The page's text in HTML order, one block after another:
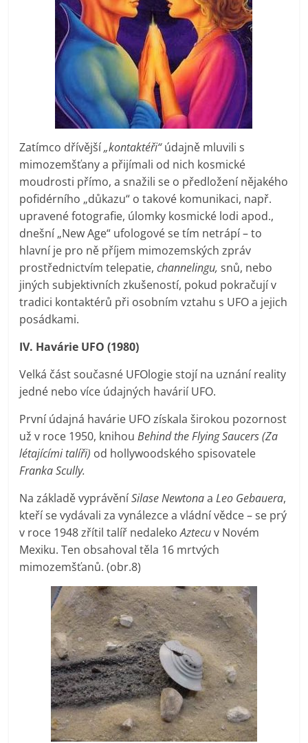
Zatímco dřívější„kontaktéři“údajně mluvili s
mimozemšťany a přijímali od nich kosmické
moudrosti přímo, a snažili se o předložení nějakého
pofidérního „důkazu“ o takové komunikaci, např.
upravené fotografie, úlomky kosmické lodi apod.,
dnešní „New Age“ ufologové se tím netrápí – to
hlavní je pro ně příjem mimozemských zpráv
prostřednictvím telepatie,channelingu, snů, nebo
jiných subjektivních zkušeností, pokud pokračují v
tradici kontaktérů při osobním vztahu s UFO a jejich
posádkami.
IV. Havárie UFO (1980)
Velká část současné UFOlogie stojí na uznání reality
jedné nebo více údajných havárií UFO.
První údajná havárie UFO získala širokou pozornost
už v roce 1950, knihouBehind the Flying Saucers (Za
létajícími talíři) od hollywoodského spisovatele
Franka Scully.
Na základě vyprávěníSilase NewtonaaLeo Gebauera,
kteří se vydávali za vynálezce a vládní vědce – se prý
v roce 1948 zřítil talíř nedalekoAztecuv Novém
Mexiku. Ten obsahoval těla 16 mrtvých
mimozemšťanů. (obr.8)